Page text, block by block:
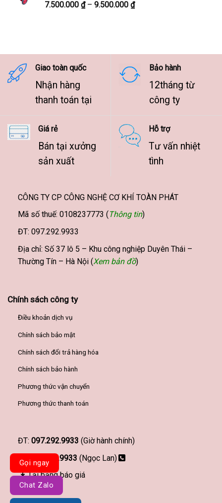
9.500.000 ₫
7.500.000 ₫ – 9.500.000 ₫Khoảng
9.500.000 ₫
Giao toàn quốc
Nhận hàng
thanh toán tại
Bảo hành
12tháng từ
công ty
Giá rẻ
Bán tại xưởng
sản xuất
Hỗ trợ
Tư vấn nhiệt
tình
CÔNG TY CP CÔNG NGHỆ CƠ KHÍ TOÀN PHÁT
Mã số thuế: 0108237773 ( Thông tin)
ĐT: 097.292.9933
Địa chỉ: Số 37 lô 5 – Khu công nghiệp Duyên Thái –
Thường Tín – Hà Nội (Xem bản đồ)
Chính sách công ty
Điều khoản dịch vụ
Chính sách bảo mật
Chính sách đổi trả hàng hóa
Chính sách bảo hành
Phương thức vận chuyển
Phương thức thanh toán
ĐT: 097.292.9933 (Giờ hành chính)
097.292.9933 (Ngọc Lan)
Tải bảng báo giá
Gọi ngay
Chat Zalo